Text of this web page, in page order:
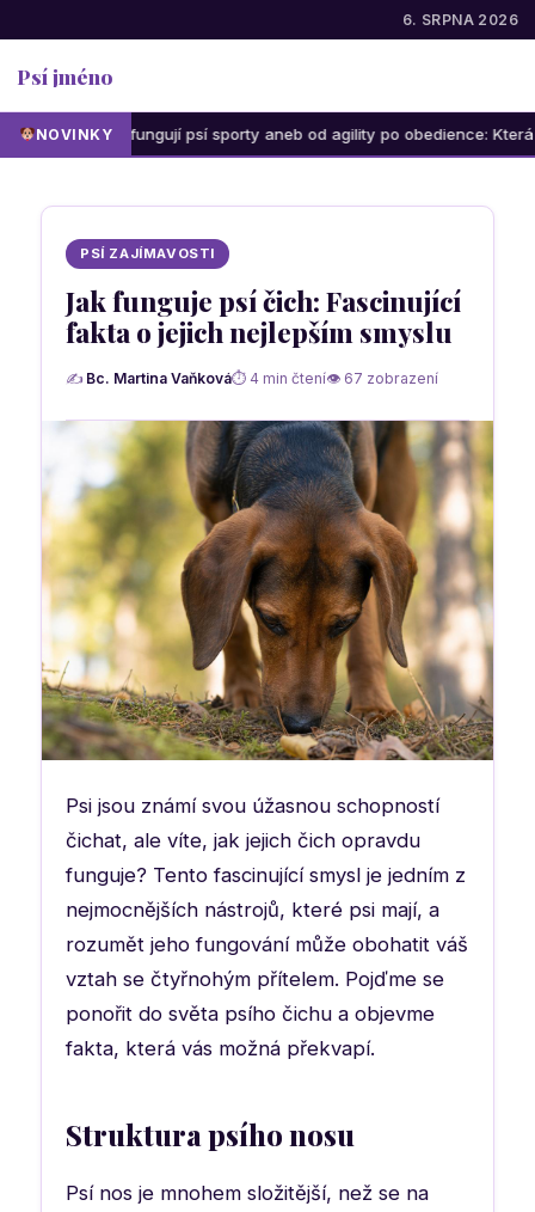
6. SRPNA 2026
Psí jméno
NOVINKY
Jak fungují psí sporty aneb od agility po obedience: Která aktivita
PSÍ ZAJÍMAVOSTI
Jak funguje psí čich: Fascinující
fakta o jejich nejlepším smyslu
✍ Bc. Martina Vaňková⏱ 4 min čtení👁 67 zobrazení
Psi jsou známí svou úžasnou schopností
čichat, ale víte, jak jejich čich opravdu
funguje? Tento fascinující smysl je jedním z
nejmocnějších nástrojů, které psi mají, a
rozumět jeho fungování může obohatit váš
vztah se čtyřnohým přítelem. Pojďme se
ponořit do světa psího čichu a objevme
fakta, která vás možná překvapí.
Struktura psího nosu
Psí nos je mnohem složitější, než se na